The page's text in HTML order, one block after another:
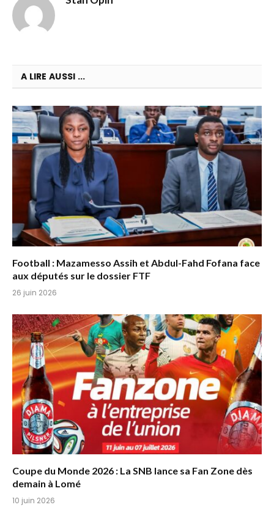
A LIRE AUSSI ...
Football : Mazamesso Assih et Abdul-Fahd Fofana face
aux députés sur le dossier FTF
26 juin 2026
Coupe du Monde 2026 : La SNB lance sa Fan Zone dès
demain à Lomé
10 juin 2026